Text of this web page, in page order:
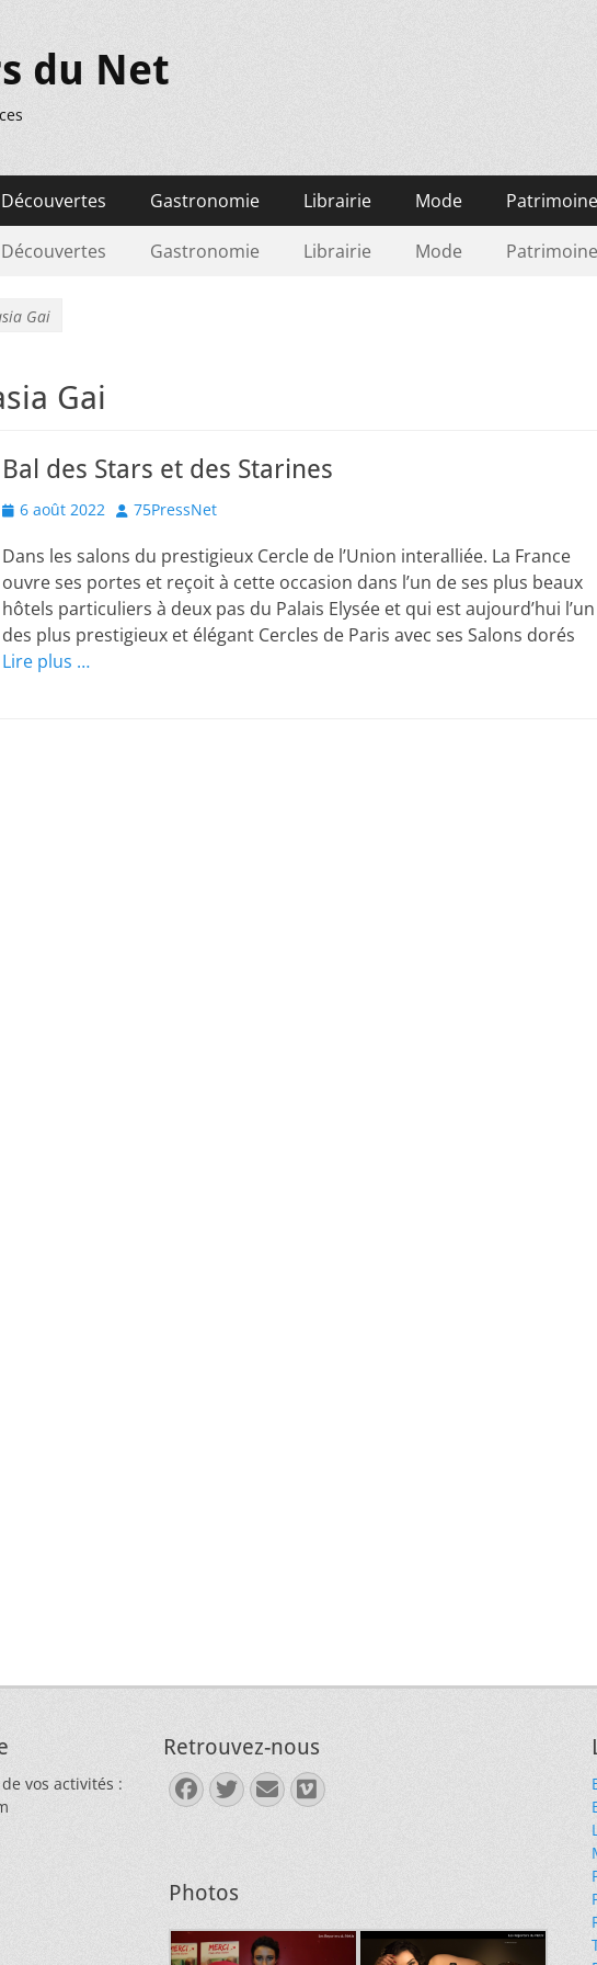
du Net
Découvertes Gastronomie Librairie Mode Patrimoine
Découvertes Gastronomie Librairie Mode Patrimoine
Gai
Gai
Bal des Stars et des Starines
Posted
6 août 2022 Author
75PressNet
Dans les salons du prestigieux Cercle de l’Union interalliée. La France
ouvre ses portes et reçoit à cette occasion dans l’un de ses plus beaux
hôtels particuliers à deux pas du Palais Elysée et qui est aujourd’hui l’un
des plus prestigieux et élégant Cercles de Paris avec ses Salons dorés
Lire plus …
vos activités :
Retrouvez-nous
Facebook
Twitter
E-
mail
Vimeo
Photos